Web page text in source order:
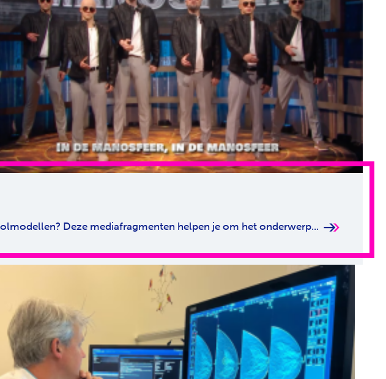
Deze mediafragmenten helpen je om het onderwerp...